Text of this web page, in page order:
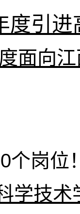
度引
面向
个岗位
学技